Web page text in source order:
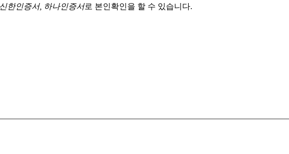
한인증서, 하나인증서로 본인확인을 할 수 있습니다.